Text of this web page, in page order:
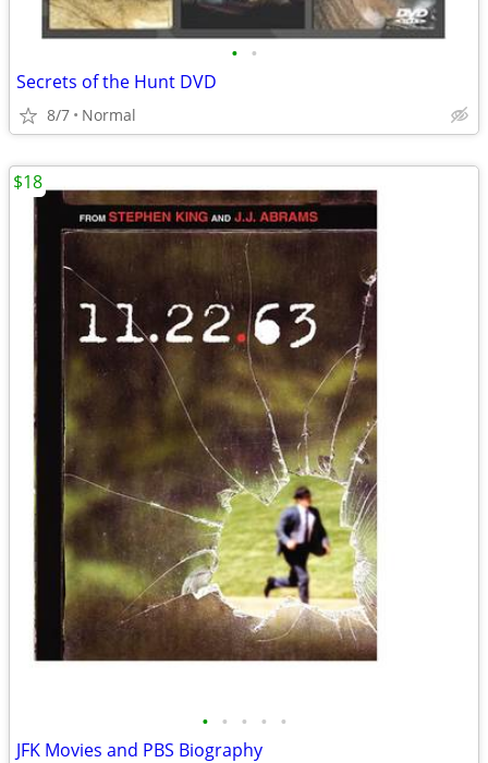
• •
Secrets of the Hunt DVD
8/7 Normal
• • • • •
JFK Movies and PBS Biography
$18